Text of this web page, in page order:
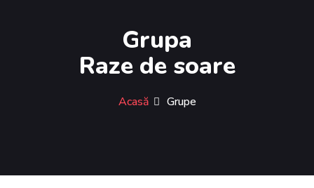
Grupa
Raze de soare
Acasă Grupe